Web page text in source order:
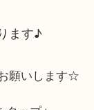
。✧♡
までお持ち